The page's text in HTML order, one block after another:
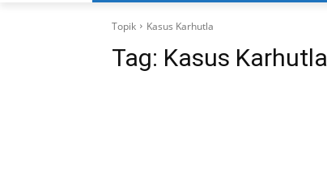
Topik Kasus Karhutla
Tag: Kasus Karhutla